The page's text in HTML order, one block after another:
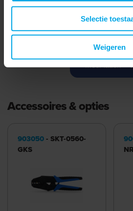
Selectie
Weigeren
Halogeenvrij
Meer laden
Accessoires & opties
903050- SKT-0560-
GKS